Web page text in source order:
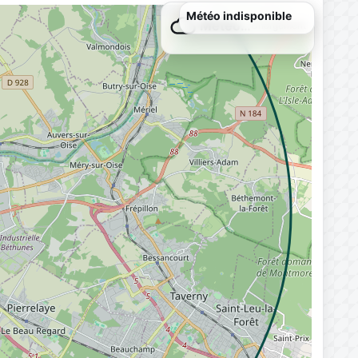
Météo…Chargement